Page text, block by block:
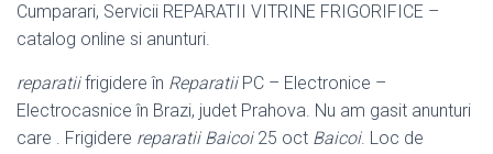
Cumparari, Servicii REPARATII VITRINE FRIGORIFICE –
catalog online si anunturi.
reparatiifrigidere în ReparatiiPC – Electronice –
Electrocasnice în Brazi, judet Prahova. Nu am gasit anunturi
care . Frigidere reparatii Baicoi25 oct Baicoi. Loc de